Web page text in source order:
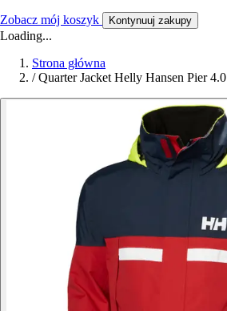
Zobacz mój koszyk Kontynuuj zakupy
Loading...
Strona główna
/ Quarter Jacket Helly Hansen Pier 4.0